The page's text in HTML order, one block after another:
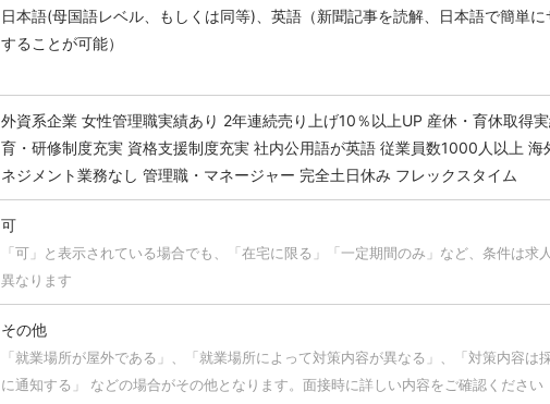
日本語(母国語レベル、もしくは同等)、英語（新聞記事を読解、日本語で簡単に
することが可能）
外資系企業 女性管理職実績あり 2年連続売り上げ10％以上UP 産休・育休取得
育・研修制度充実 資格支援制度充実 社内公用語が英語 従業員数1000人以上 海
ネジメント業務なし 管理職・マネージャー 完全土日休み フレックスタイム
可
「可」と表示されている場合でも、「在宅に限る」「一定期間のみ」など、条件は求
異なります
その他
「就業場所が屋外である」、「就業場所によって対策内容が異なる」、「対策内容は
に通知する」 などの場合がその他となります。面接時に詳しい内容をご確認ください